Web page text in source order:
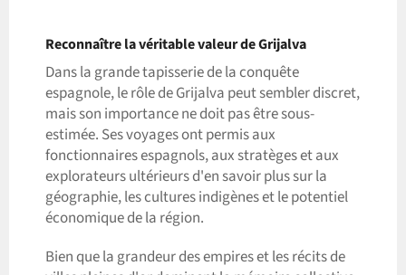
Reconnaître la véritable valeur de Grijalva
Dans la grande tapisserie de la conquête
espagnole, le rôle de Grijalva peut sembler discret,
mais son importance ne doit pas être sous-
estimée. Ses voyages ont permis aux
fonctionnaires espagnols, aux stratèges et aux
explorateurs ultérieurs d'en savoir plus sur la
géographie, les cultures indigènes et le potentiel
économique de la région.
Bien que la grandeur des empires et les récits de